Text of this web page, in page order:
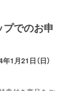
でのお申
1月21日（日）